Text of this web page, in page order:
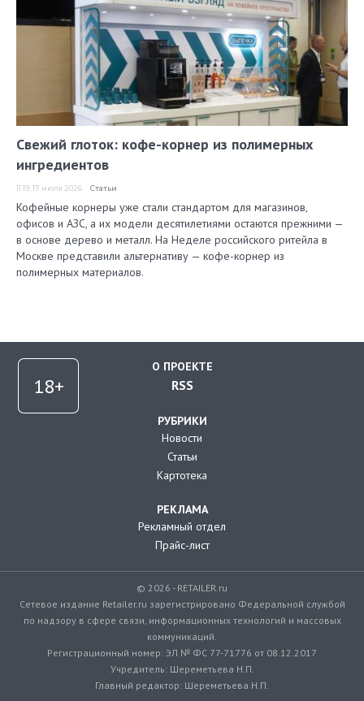
Свежий глоток: кофе-корнер из полимерных
ингредиентов
11:19, 17 июля 2026 Статьи
Кофейные корнеры уже стали стандартом для магазинов,
офисов и АЗС, а их модели десятилетиями остаются прежними —
в основе дерево и металл. На Неделе российского ритейла в
Москве представили альтернативу — кофе-корнер из
полимерных материалов.
О ПРОЕКТЕ
RSS
РУБРИКИ
Новости
Статьи
Картотека
РЕКЛАМА
Рекламный отдел
Прайс-лист
© 2026 - RETAILER.ru
Сетевое издание Retailer.ru зарегистрировано Федеральной службой
по надзору в сфере связи, информационных технологий и массовых
коммуникаций.
Регистрационный номер: ЭЛ № ФС 77-71776 от 08.12.2017
Учредитель: Шереметьева Н.П.
Главный редактор: Шереметьева Н.П.